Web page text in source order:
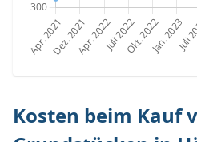
Kosten beim Kauf